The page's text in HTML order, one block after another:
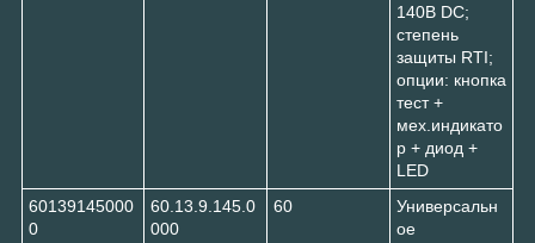
140В DC;
степень
защиты RTI;
опции: кнопка
тест +
мех.индикато
р + диод +
LED
60139145000
0
60.13.9.145.0
000
60
Универсальн
ое